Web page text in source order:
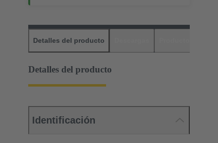
Detalles del producto
Detalles del producto
Identificación